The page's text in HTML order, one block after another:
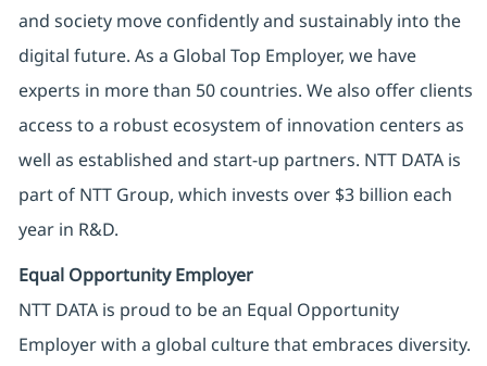
and society move confidently and sustainably into the
digital future. As a Global Top Employer, we have
experts in more than 50 countries. We also offer clients
access to a robust ecosystem of innovation centers as
well as established and start-up partners. NTT DATA is
part of NTT Group, which invests over $3 billion each
year in R&D.
Equal Opportunity Employer
NTT DATA is proud to be an Equal Opportunity
Employer with a global culture that embraces diversity.